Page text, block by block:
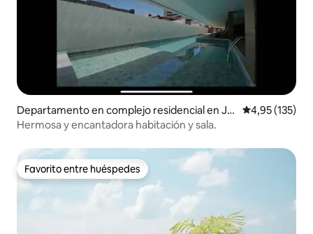
Departamento en complejo residencial en Jat
iuca
Calificación
4,95 (135)
Hermosa y encantadora habitación y sala.
Favorito entre huéspedes
Favorito entre huéspedes